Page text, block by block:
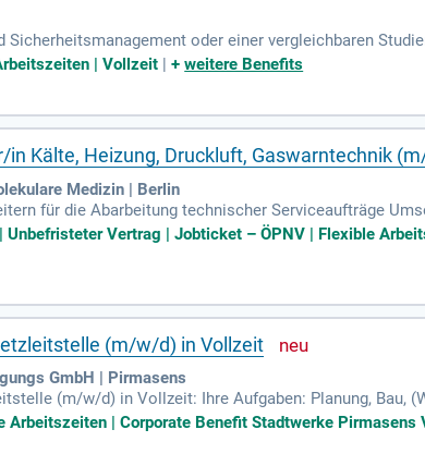
Sicherheitsmanagement oder einer vergleichbaren
sowie im Sicherheits- und
| Vollzeit |+weitere Benefits
Kälte, Heizung, Druckluft, Gaswarntechnik
Medizin | Berlin
für die Abarbeitung technischer Serviceaufträge
sowie zur energieeffizienteren
Vertrag | Jobticket – ÖPNV | Flexible
(m/w/d) in Vollzeit
GmbH | Pirmasens
(m/w/d) in Vollzeit: Ihre Aufgaben: Planung, Bau,
und der Kommunikationstechnik; Fortführung und
Arbeitszeiten | Corporate Benefit Stadtwerke